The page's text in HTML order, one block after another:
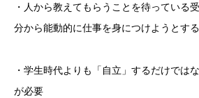
・人から教えてもらうことを待っている
分から能動的に仕事を身につけようとす
・学生時代よりも「自立」するだけでは
が必要